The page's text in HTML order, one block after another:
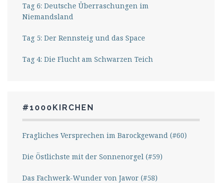
Tag 6: Deutsche Überraschungen im
Niemandsland
Tag 5: Der Rennsteig und das Space
Tag 4: Die Flucht am Schwarzen Teich
#1000KIRCHEN
Fragliches Versprechen im Barockgewand (#60)
Die Östlichste mit der Sonnenorgel (#59)
Das Fachwerk-Wunder von Jawor (#58)